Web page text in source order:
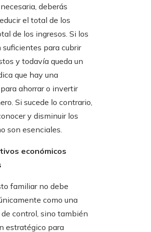
deberás
el total de los
de los ingresos. Si los
suficientes para cubrir
y todavía queda un
que hay una
ahorrar o invertir
Si sucede lo contrario,
y disminuir los
son esenciales.
económicos
familiar no debe
como una
control, sino también
estratégico para